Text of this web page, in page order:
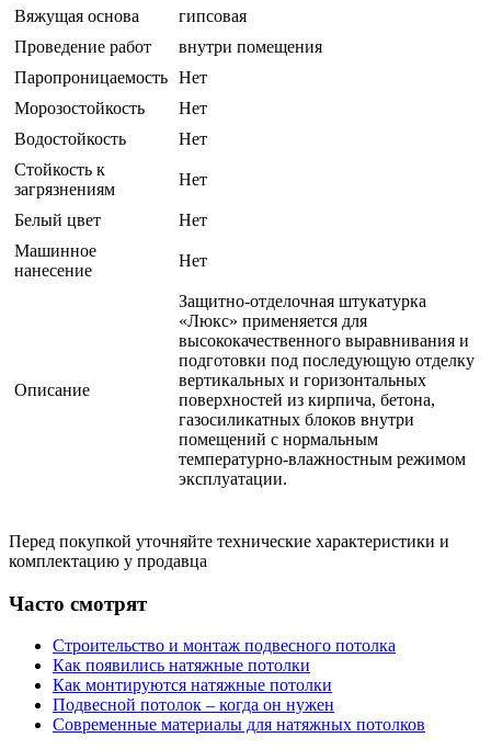
Вяжущая основа
гипсовая
Проведение работ
внутри помещения
Паропроницаемость Нет
Морозостойкость
Нет
Водостойкость
Нет
Стойкость к
загрязнениям
Нет
Белый цвет
Нет
Машинное
нанесение
Нет
Описание
Защитно-отделочная штукатурка
«Люкс» применяется для
высококачественного выравнивания и
подготовки под последующую отделку
вертикальных и горизонтальных
поверхностей из кирпича, бетона,
газосиликатных блоков внутри
помещений с нормальным
температурно-влажностным режимом
эксплуатации.
Перед покупкой уточняйте технические характеристики и
комплектацию у продавца
Часто смотрят
Строительство и монтаж подвесного потолка
Как появились натяжные потолки
Как монтируются натяжные потолки
Подвесной потолок – когда он нужен
Современные материалы для натяжных потолков